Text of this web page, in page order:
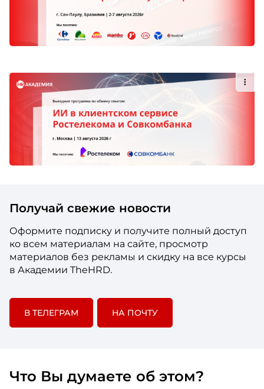
Получай свежие новости
Оформите подписку и получите полный доступ
ко всем материалам на сайте, просмотр
материалов без рекламы и скидку на все курсы
в Академии TheHRD.
В ТЕЛЕГРАМ НА ПОЧТУ
Что Вы думаете об этом?